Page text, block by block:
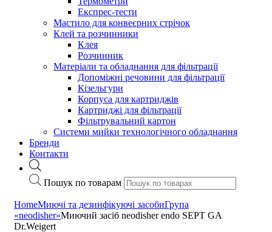
Експрес-тести
Мастило для конвеєрних стрічок
Клей та розчинники
Клея
Розчинник
Матеріали та обладнання для фільтрації
Допоміжні речовини для фільтрації
Кізельгури
Корпуса для картриджів
Картриджі для фільтрації
Фільтрувальний картон
Системи мийки технологічного обладнання
Бренди
Контакти
Пошук по товарам
HomeМиючі та дезинфікуючі засобиГрупа
«neodisher»Миючий засіб neodisher endo SEPT GA
Dr.Weigert